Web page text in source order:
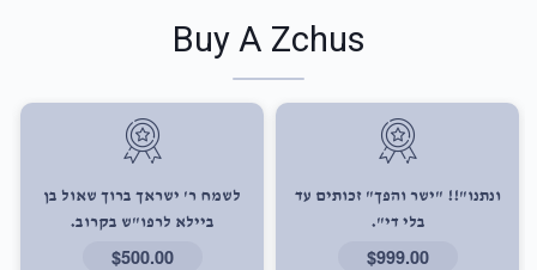
Buy A Zchus
ונתנו"!! "ישר והפך" זכותים עד
בלי די".
$999.00
לשמח ר' ישראך ברוך שאול בן
ביילא לרפו"ש בקרוב.
$500.00